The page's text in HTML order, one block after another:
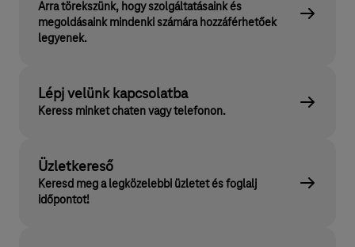
Arra törekszünk, hogy szolgáltatásaink és
megoldásaink mindenki számára hozzáférhetőek
legyenek.
Lépj velünk kapcsolatba
Keress minket chaten vagy telefonon.
Üzletkereső
Keresd meg a legközelebbi üzletet és foglalj
időpontot!